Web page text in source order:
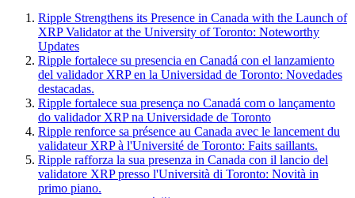
Ripple Strengthens its Presence in Canada with the Launch of
XRP Validator at the University of Toronto: Noteworthy
Updates
Ripple fortalece su presencia en Canadá con el lanzamiento
del validador XRP en la Universidad de Toronto: Novedades
destacadas.
Ripple fortalece sua presença no Canadá com o lançamento
do validador XRP na Universidade de Toronto
Ripple renforce sa présence au Canada avec le lancement du
validateur XRP à l'Université de Toronto: Faits saillants.
Ripple rafforza la sua presenza in Canada con il lancio del
validatore XRP presso l'Università di Toronto: Novità in
primo piano.